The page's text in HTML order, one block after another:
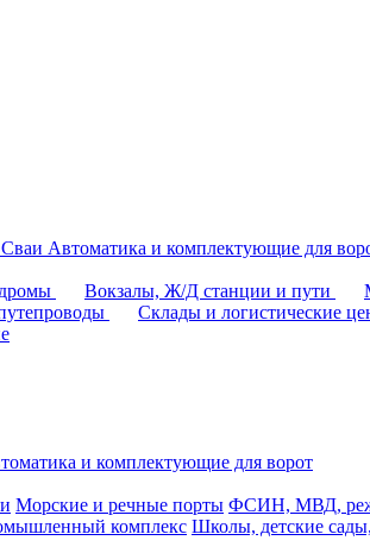
Cваи Автоматика и комплектующие для
Вокзалы, Ж/Д станции и пути
Склады и логистические
и комплектующие для ворот
Морские и речные порты ФСИН, МВД,
комплекс Школы, детские